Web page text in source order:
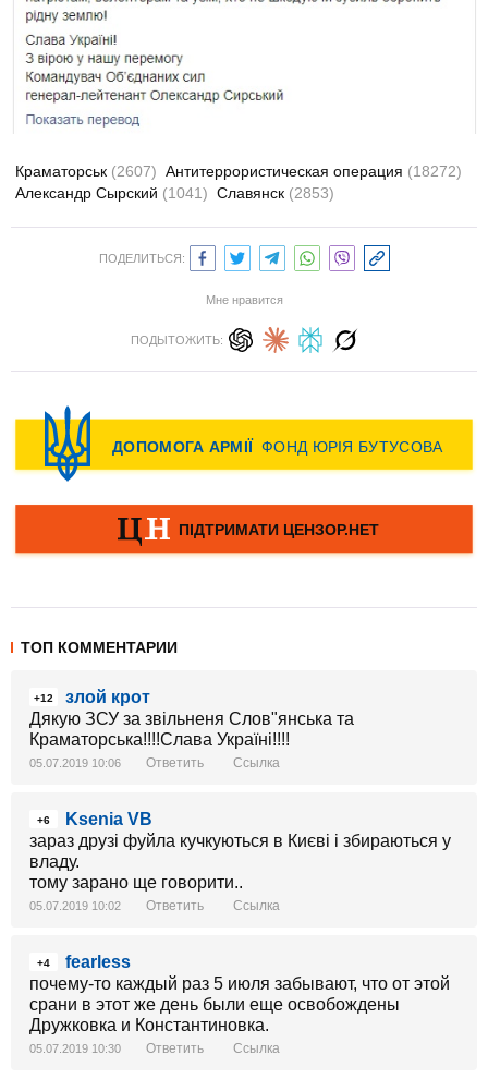
Краматорськ (2607) Антитеррористическая операция (18272)
Александр Сырский (1041) Славянск (2853)
ПОДЕЛИТЬСЯ:
Мне нравится
ПОДЫТОЖИТЬ:
ТОП КОММЕНТАРИИ
+12
злой крот
Дякую ЗСУ за звільненя Слов"янська та
Краматорська!!!!Слава Україні!!!!
05.07.2019 10:06 Ответить Ссылка
+6
Ksenia VB
зараз друзі фуйла кучкуються в Києві і збираються у
владу.
тому зарано ще говорити..
05.07.2019 10:02 Ответить Ссылка
+4
fearless
почему-то каждый раз 5 июля забывают, что от этой
срани в этот же день были еще освобождены
Дружковка и Константиновка.
05.07.2019 10:30 Ответить Ссылка